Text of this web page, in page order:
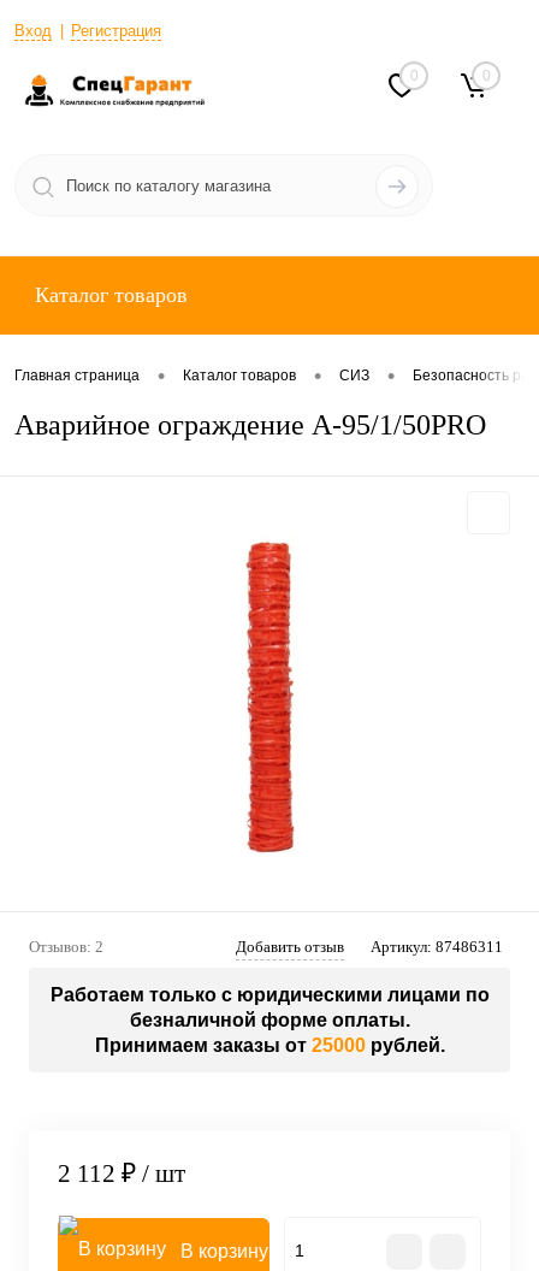
Вход Регистрация
0 0
Каталог товаров
Главная страница • Каталог товаров • СИЗ • Безопасность
Аварийное ограждение А-95/1/50PRO
Отзывов: 2 Добавить отзыв Артикул: 87486311
Работаем только с юридическими лицами по
безналичной форме оплаты.
Принимаем заказы от 25000рублей.
2 112 ₽ / шт
В корзину